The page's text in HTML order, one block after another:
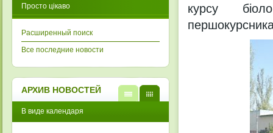
курсу
Просто цікаво
Расширенный поиск
Все последние новости
АРХИВ НОВОСТЕЙ
кален
списк
В виде календаря